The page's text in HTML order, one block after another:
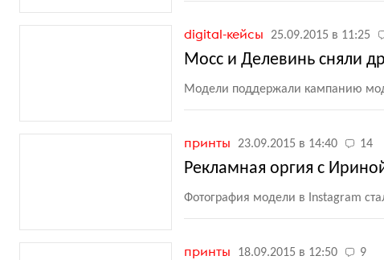
digital-кейсы 25.09.2015 в 11:25
Мосс и Делевинь сняли
Модели поддержали кампанию
принты 23.09.2015 в 14:40 14
Рекламная оргия с
Фотография модели в Instagram
принты 18.09.2015 в 12:50 9